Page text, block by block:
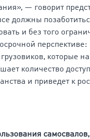
— говорит
должны
и без того
перспективе:
которые
количество
и приведет к